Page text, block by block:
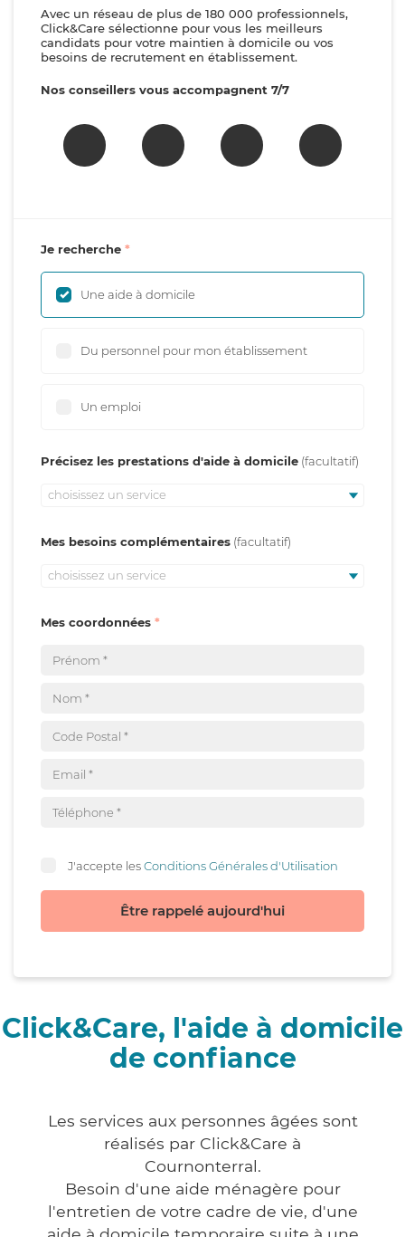
Avec un réseau de plus de 180 000 professionnels,
Click&Care sélectionne pour vous les meilleurs
candidats pour votre maintien à domicile ou vos
besoins de recrutement en établissement.
Nos conseillers vous accompagnent 7/7
Je recherche
Une aide à domicile
Du personnel pour mon établissement
Un emploi
Précisez les prestations d'aide à domicile
choisissez un service
Mes besoins complémentaires
choisissez un service
Mes coordonnées
J'accepte lesConditions Générales d'Utilisation
Être rappelé aujourd'hui
Click&Care, l'aide à domicile
de confiance
Les services aux personnes âgées sont
réalisés par Click&Care à
Cournonterral.
Besoin d'une aide ménagère pour
l'entretien de votre cadre de vie, d'une